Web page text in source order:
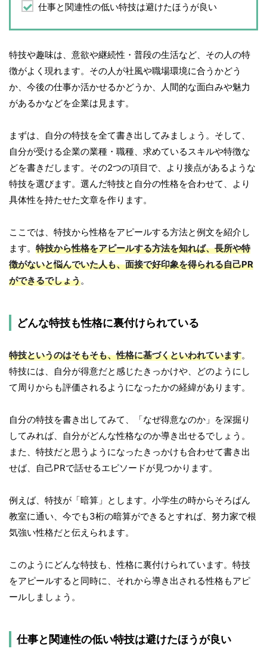
仕事と関連性の低い特技は避けたほうが良い
特技や趣味は、意欲や継続性・普段の生活など、その人の特
徴がよく現れます。その人が社風や職場環境に合うかどう
か、今後の仕事か活かせるかどうか、人間的な面白みや魅力
があるかなどを企業は見ます。
まずは、自分の特技を全て書き出してみましょう。そして、
自分が受ける企業の業種・職種、求めているスキルや特徴な
どを書きだします。その2つの項目で、より接点があるような
特技を選びます。選んだ特技と自分の性格を合わせて、より
具体性を持たせた文章を作ります。
ここでは、特技から性格をアピールする方法と例文を紹介し
ます。 特技から性格をアピールする方法を知れば、長所や特
徴がないと悩んでいた人も、面接で好印象を得られる自己PR
ができるでしょう。
どんな特技も性格に裏付けられている
特技というのはそもそも、性格に基づくといわれています。
特技には、自分が得意だと感じたきっかけや、どのようにし
て周りからも評価されるようになったかの経緯があります。
自分の特技を書き出してみて、「なぜ得意なのか」を深掘り
してみれば、自分がどんな性格なのか導き出せるでしょう。
また、特技だと思うようになったきっかけも合わせて書き出
せば、自己PRで話せるエピソードが見つかります。
例えば、特技が「暗算」とします。小学生の時からそろばん
教室に通い、今でも3桁の暗算ができるとすれば、努力家で根
気強い性格だと伝えられます。
このようにどんな特技も、性格に裏付けられています。特技
をアピールすると同時に、それから導き出される性格もアピ
ールしましょう。
仕事と関連性の低い特技は避けたほうが良い